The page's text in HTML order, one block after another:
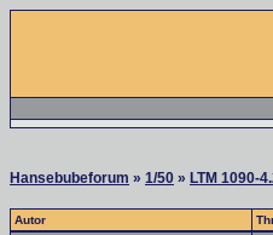
Hansebubeforum » 1/50 » LTM 1090-
Autor